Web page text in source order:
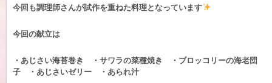
今回も調理師さんが試作を重ねた料理となっています
今回の献立は
・あじさい海苔巻き ・サワラの菜種焼き ・ブロッコリーの海老団
子 ・あじさいゼリー ・あられ汁